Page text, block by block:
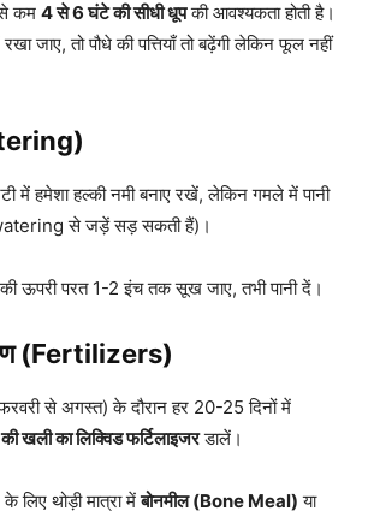
कम 4 से 6 घंटे की सीधी धूपकी आवश्यकता होती है।
जाए, तो पौधे की पत्तियाँ तो बढ़ेंगी लेकिन फूल नहीं
में हमेशा हल्की नमी बनाए रखें, लेकिन गमले में पानी
से जड़ें सड़ सकती हैं)।
की ऊपरी परत 1-2 इंच तक सूख जाए, तभी पानी दें।
(Fertilizers)
से अगस्त) के दौरान हर 20-25 दिनों में
खली का लिक्विड फर्टिलाइजरडालें।
लिए थोड़ी मात्रा मेंबोनमील (Bone Meal) या